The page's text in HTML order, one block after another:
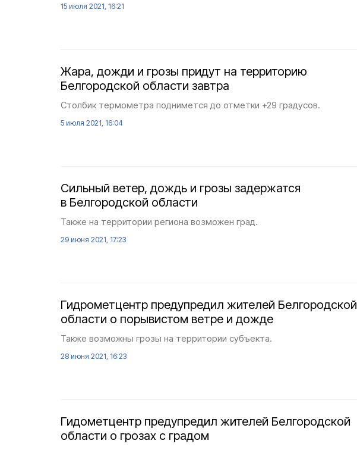
15 июля 2021, 16:21
Жара, дожди и грозы придут на территорию
Белгородской области завтра
Столбик термометра поднимется до отметки +29 градусов.
5 июля 2021, 16:04
Сильный ветер, дождь и грозы задержатся
в Белгородской области
Также на территории региона возможен град.
29 июня 2021, 17:23
Гидрометцентр предупредил жителей Белгородской
области о порывистом ветре и дожде
Также возможны грозы на территории субъекта.
28 июня 2021, 16:23
Гидометцентр предупредил жителей Белгородской
области о грозах с градом